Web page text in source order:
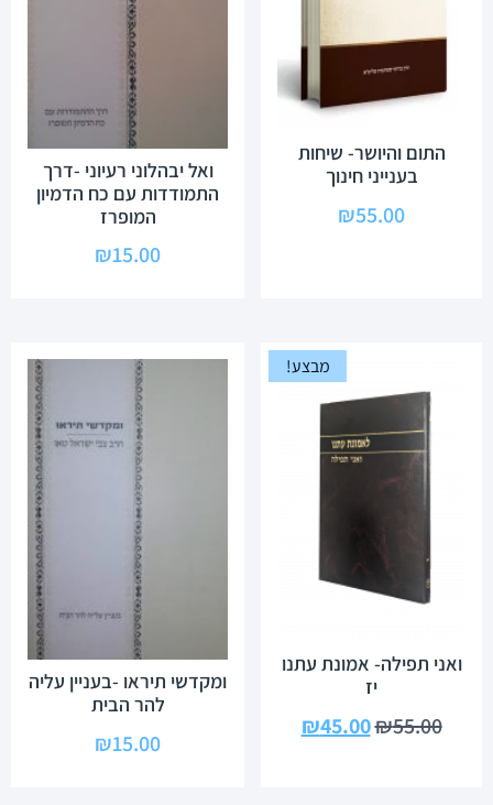
התום והיושר- שיחות
בענייני חינוך
₪55.00
ואל יבהלוני רעיוני -דרך
התמודדות עם כח הדמיון
המופרז
₪15.00
מבצע!
ואני תפילה- אמונת עתנו
יז
₪55.00
₪45.00
ומקדשי תיראו -בעניין עליה
להר הבית
₪15.00